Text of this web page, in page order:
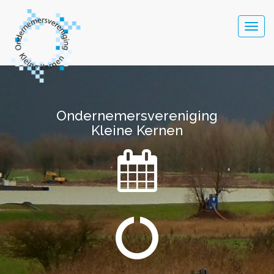
Ondernemersvereniging
Kleine Kernen
Ondernemersvereniging
Kleine Kernen